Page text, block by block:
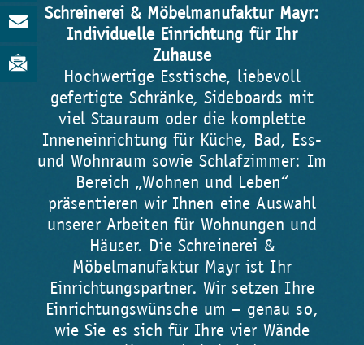
Schreinerei & Möbelmanufaktur Mayr:
Individuelle Einrichtung für Ihr
Zuhause
Hochwertige Esstische, liebevoll
gefertigte Schränke, Sideboards mit
viel Stauraum oder die komplette
Inneneinrichtung für Küche, Bad, Ess-
und Wohnraum sowie Schlafzimmer: Im
Bereich „Wohnen und Leben“
präsentieren wir Ihnen eine Auswahl
unserer Arbeiten für Wohnungen und
Häuser. Die Schreinerei &
Möbelmanufaktur Mayr ist Ihr
Einrichtungspartner. Wir setzen Ihre
Einrichtungswünsche um – genau so,
wie Sie es sich für Ihre vier Wände